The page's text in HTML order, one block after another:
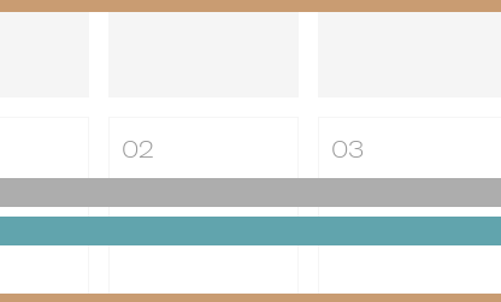
02 03